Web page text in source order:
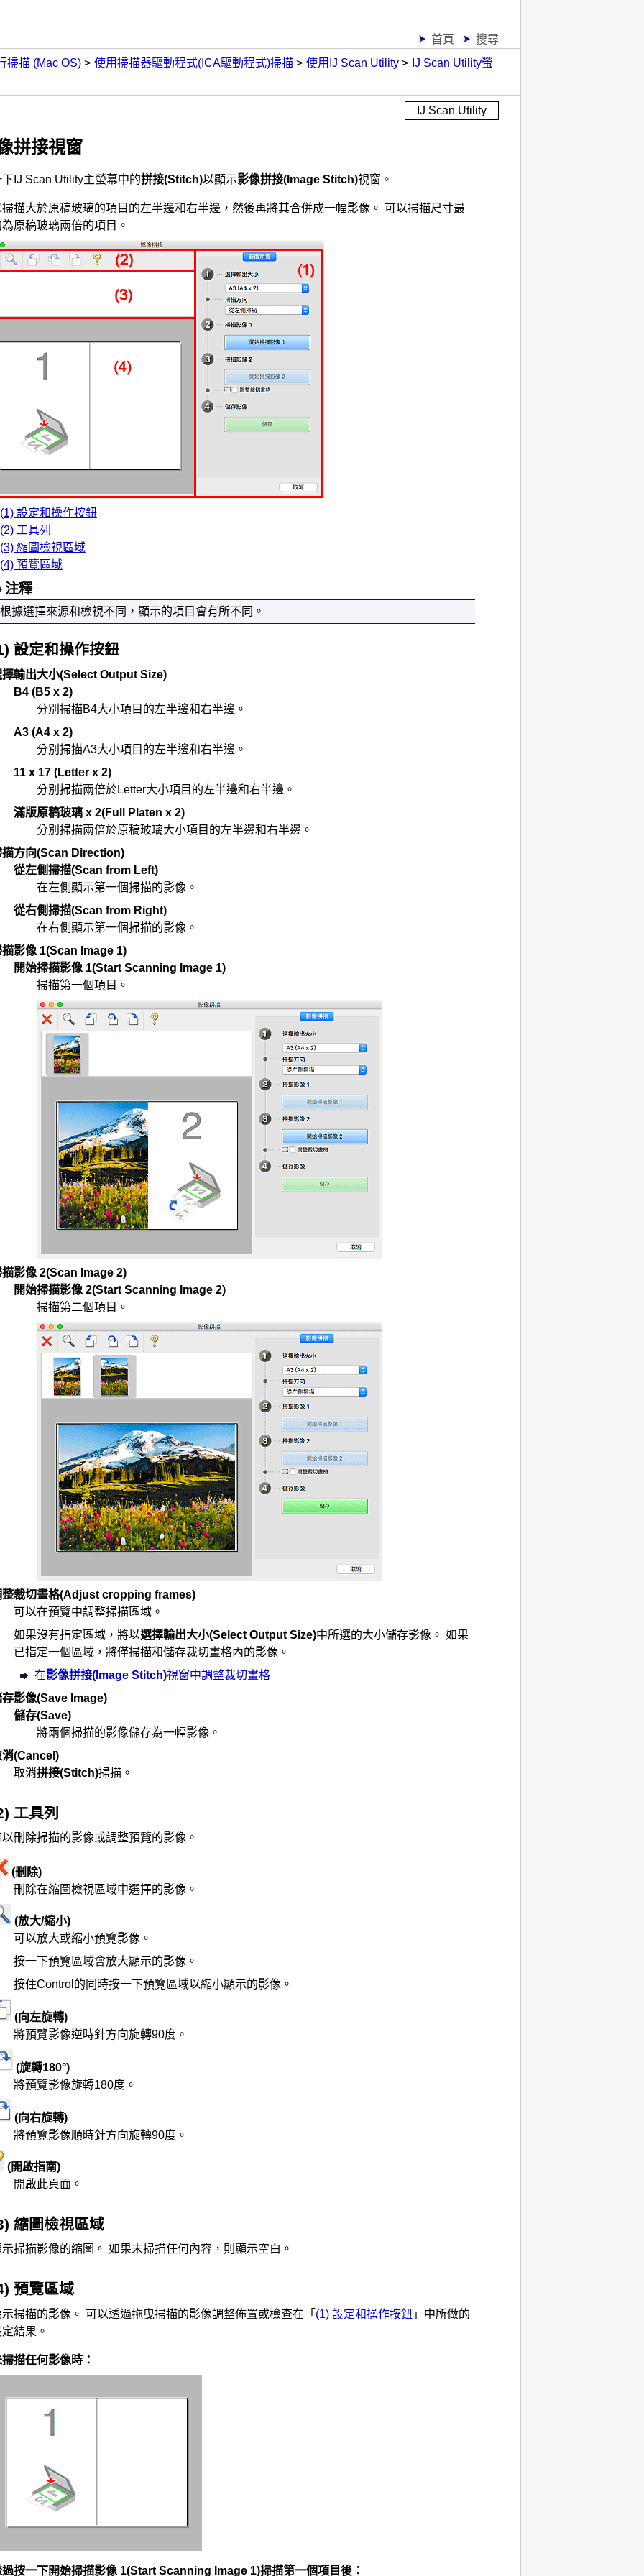
首頁
搜尋
掃描 (Mac OS) 使用掃描器驅動程式(ICA驅動程式)掃描 使用IJ Scan Utility IJ Scan Utility螢
IJ Scan Utility
拼接視窗
下 IJ Scan Utility主螢幕中的拼接(Stitch)以顯示影像拼接(Image Stitch)視窗。
描大於原稿玻璃的項目的左半邊和右半邊，然後再將其合併成一幅影像。 可以掃描尺寸最
原稿玻璃兩倍的項目。
(1) 設定和操作按鈕
(2) 工具列
(3) 縮圖檢視區域
(4) 預覽區域
注釋
根據選擇來源和檢視不同，顯示的項目會有所不同。
設定和操作按鈕
擇輸出大小(Select Output Size)
B4 (B5 x 2)
分別掃描B4大小項目的左半邊和右半邊。
A3 (A4 x 2)
分別掃描A3大小項目的左半邊和右半邊。
11 x 17 (Letter x 2)
分別掃描兩倍於Letter大小項目的左半邊和右半邊。
滿版原稿玻璃 x 2(Full Platen x 2)
分別掃描兩倍於原稿玻璃大小項目的左半邊和右半邊。
方向(Scan Direction)
從左側掃描(Scan from Left)
在左側顯示第一個掃描的影像。
從右側掃描(Scan from Right)
在右側顯示第一個掃描的影像。
描影像 1(Scan Image 1)
開始掃描影像 1(Start Scanning Image 1)
掃描第一個項目。
描影像 2(Scan Image 2)
開始掃描影像 2(Start Scanning Image 2)
掃描第二個項目。
整裁切畫格(Adjust cropping frames)
可以在預覽中調整掃描區域。
如果沒有指定區域，將以選擇輸出大小(Select Output Size)中所選的大小儲存影像。 如果
已指定一個區域，將僅掃描和儲存裁切畫格內的影像。
在影像拼接(Image Stitch)視窗中調整裁切畫格
存影像(Save Image)
儲存(Save)
將兩個掃描的影像儲存為一幅影像。
(Cancel)
取消拼接(Stitch)掃描。
工具列
刪除掃描的影像或調整預覽的影像。
(刪除)
刪除在縮圖檢視區域中選擇的影像。
(放大/縮小)
可以放大或縮小預覽影像。
按一下預覽區域會放大顯示的影像。
按住Control的同時按一下預覽區域以縮小顯示的影像。
(向左旋轉)
將預覽影像逆時針方向旋轉90度。
(旋轉180°)
將預覽影像旋轉180度。
(向右旋轉)
將預覽影像順時針方向旋轉90度。
(開啟指南)
開啟此頁面。
縮圖檢視區域
掃描影像的縮圖。 如果未掃描任何內容，則顯示空白。
預覽區域
掃描的影像。 可以透過拖曳掃描的影像調整佈置或檢查在「 (1) 設定和操作按鈕 」中所做的
結果。
描任何影像時：
過按一下開始掃描影像 1(Start Scanning Image 1)掃描第一個項目後：